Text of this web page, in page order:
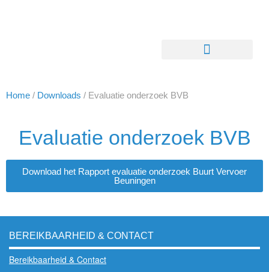
Home / Downloads / Evaluatie onderzoek BVB
Evaluatie onderzoek BVB
Download het Rapport evaluatie onderzoek Buurt Vervoer
Beuningen
BEREIKBAARHEID & CONTACT
Bereikbaarheid & Contact